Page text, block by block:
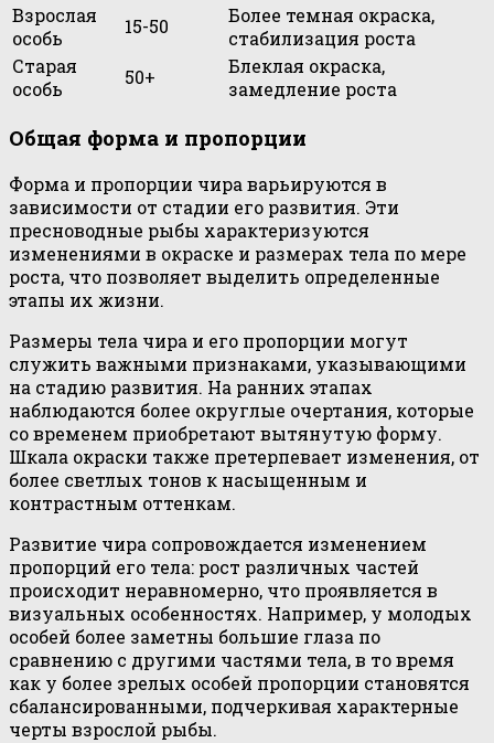
Взрослая
особь
15-50
Более темная окраска,
стабилизация роста
Старая
особь
50+
Блеклая окраска,
замедление роста
Общая форма и пропорции
Форма и пропорции чира варьируются в
зависимости от стадии его развития. Эти
пресноводные рыбы характеризуются
изменениями в окраске и размерах тела по мере
роста, что позволяет выделить определенные
этапы их жизни.
Размеры тела чира и его пропорции могут
служить важными признаками, указывающими
на стадию развития. На ранних этапах
наблюдаются более округлые очертания, которые
со временем приобретают вытянутую форму.
Шкала окраски также претерпевает изменения, от
более светлых тонов к насыщенным и
контрастным оттенкам.
Развитие чира сопровождается изменением
пропорций его тела: рост различных частей
происходит неравномерно, что проявляется в
визуальных особенностях. Например, у молодых
особей более заметны большие глаза по
сравнению с другими частями тела, в то время
как у более зрелых особей пропорции становятся
сбалансированными, подчеркивая характерные
черты взрослой рыбы.